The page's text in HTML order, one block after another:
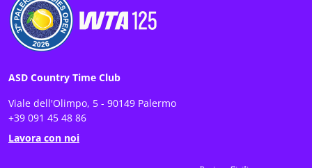
ASD Country Time Club
Viale dell'Olimpo, 5 - 90149 Palermo
+39 091 45 48 86
Lavora con noi